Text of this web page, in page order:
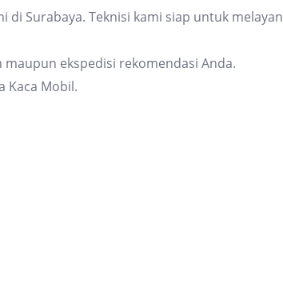
Surabaya. Teknisi kami siap untuk
ekspedisi rekomendasi Anda.
Kaca Mobil.